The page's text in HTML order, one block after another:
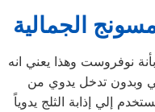
الجمالية
نوفروست وهذا يعني انه
وبدون تدخل يدوي من
إلي إذابة الثلج يدوياً